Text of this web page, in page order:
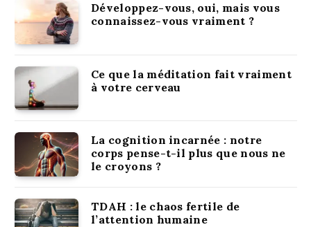
Développez-vous, oui, mais vous
connaissez-vous vraiment ?
Ce que la méditation fait vraiment
à votre cerveau
La cognition incarnée : notre
corps pense-t-il plus que nous ne
le croyons ?
TDAH : le chaos fertile de
l’attention humaine